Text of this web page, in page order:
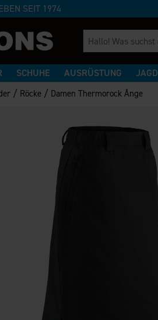
SEIT 1974
SCHUHE AUSRÜSTUNG JAGD
/ Röcke / Damen Thermorock Ånge